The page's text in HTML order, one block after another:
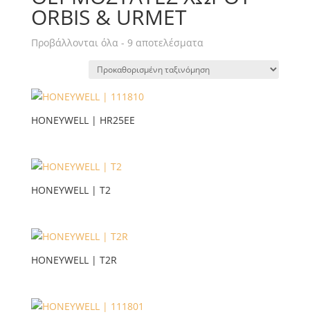
ORBIS & URMET
Προβάλλονται όλα - 9 αποτελέσματα
HONEYWELL | HR25EE
HONEYWELL | T2
HONEYWELL | T2R